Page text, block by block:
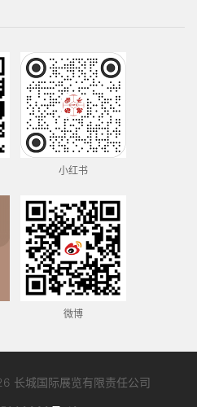
小红书
微博
长城国际展览有限责任公司